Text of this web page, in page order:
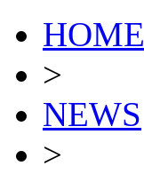
HOME
>
NEWS
>